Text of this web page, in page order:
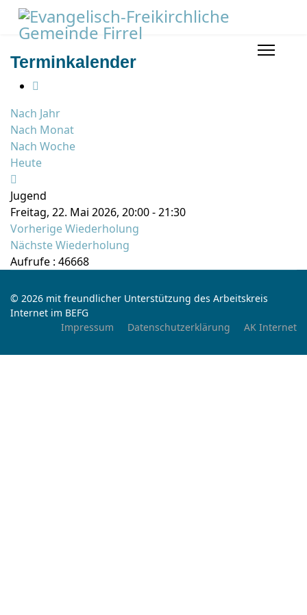
Terminkalender
Nach Jahr
Nach Monat
Nach Woche
Heute
Jugend
Freitag, 22. Mai 2026, 20:00 - 21:30
Vorherige Wiederholung
Nächste Wiederholung
Aufrufe : 46668
© 2026 mit freundlicher Unterstützung des Arbeitskreis
Internet im BEFG
Impressum
Datenschutzerklärung AK Internet